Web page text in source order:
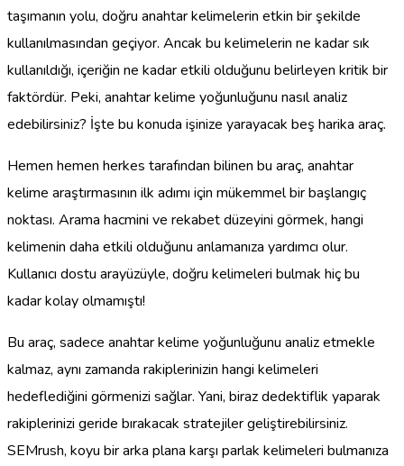
taşımanın yolu, doğru anahtar kelimelerin etkin bir şekilde
kullanılmasından geçiyor. Ancak bu kelimelerin ne kadar sık
kullanıldığı, içeriğin ne kadar etkili olduğunu belirleyen kritik bir
faktördür. Peki, anahtar kelime yoğunluğunu nasıl analiz
edebilirsiniz? İşte bu konuda işinize yarayacak beş harika araç.
Hemen hemen herkes tarafından bilinen bu araç, anahtar
kelime araştırmasının ilk adımı için mükemmel bir başlangıç
noktası. Arama hacmini ve rekabet düzeyini görmek, hangi
kelimenin daha etkili olduğunu anlamanıza yardımcı olur.
Kullanıcı dostu arayüzüyle, doğru kelimeleri bulmak hiç bu
kadar kolay olmamıştı!
Bu araç, sadece anahtar kelime yoğunluğunu analiz etmekle
kalmaz, aynı zamanda rakiplerinizin hangi kelimeleri
hedeflediğini görmenizi sağlar. Yani, biraz dedektiflik yaparak
rakiplerinizi geride bırakacak stratejiler geliştirebilirsiniz.
SEMrush, koyu bir arka plana karşı parlak kelimeleri bulmanıza